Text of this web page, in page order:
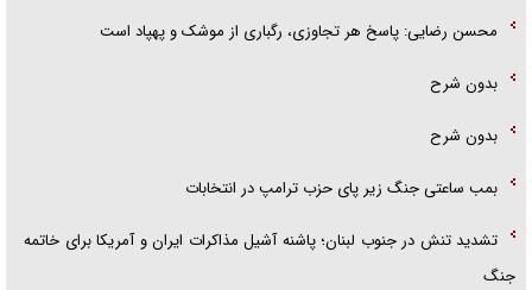
محسن رضایی: پاسخ هر تجاوزی، رگباری از موشک و پهپاد است
بدون شرح
بدون شرح
بمب ساعتی جنگ زیر پای حزب ترام‍پ در انتخابات
تشدید تنش در جنوب لبنان؛ پاشنه آشیل مذاکرات ایران و آمریکا برای خاتمه
جنگ